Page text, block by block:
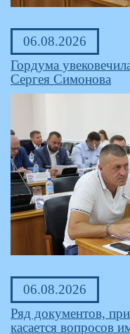
06.08.2026
Гордума
Сергея Симонова
06.08.2026
Ряд документов,
касается вопросов